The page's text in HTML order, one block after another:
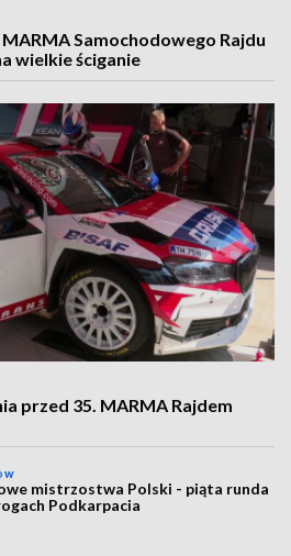
MARMA Samochodowego Rajdu
wielkie ściganie
przed 35. MARMA Rajdem
mistrzostwa Polski - piąta runda
Podkarpacia